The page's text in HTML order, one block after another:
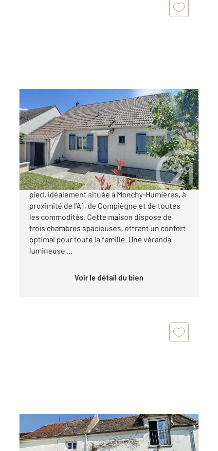
MONCHY HUMIERES 60
106,72 m2 , 5 pièces
Ref : 3771
Maison à vendre
236 000 €
Découvrez cette agréable maison de plain-
pied, idéalement située à Monchy-Humières, à
proximité de l'A1, de Compiègne et de toutes
les commodités. Cette maison dispose de
trois chambres spacieuses, offrant un confort
optimal pour toute la famille. Une véranda
lumineuse ...
Voir le détail du bien
MONCHY HUMIERES 60
105 m2, 5 pièces
Ref : 4102